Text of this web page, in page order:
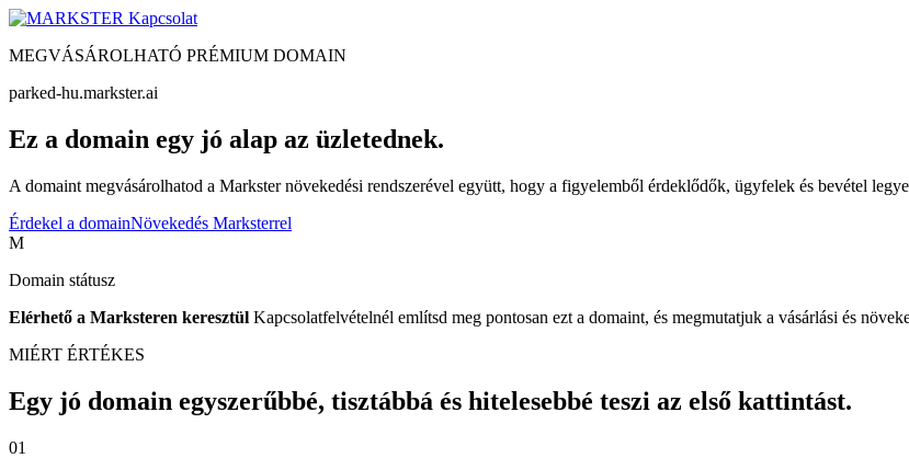
Kapcsolat
MEGVÁSÁROLHATÓ PRÉMIUM DOMAIN
parked-hu.markster.ai
Ez a domain egy jó alap az üzletednek.
A domaint megvásárolhatod a Markster növekedési rendszerével együtt, hogy a figyelemből érdeklődők, ügyfelek és bevétel
Érdekel a domainNövekedés Marksterrel
M
Domain státusz
Elérhető a Marksteren keresztül Kapcsolatfelvételnél említsd meg pontosan ezt a domaint, és megmutatjuk a vásárlási és
MIÉRT ÉRTÉKES
Egy jó domain egyszerűbbé, tisztábbá és hitelesebbé teszi az első kattintást.
01